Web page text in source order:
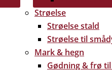
Strøelse
Strøelse stald
Strøelse til
Mark & hegn
Gødning & frø